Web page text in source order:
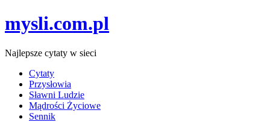
mysli.com.pl
Najlepsze cytaty w sieci
Cytaty
Przysłowia
Sławni Ludzie
Mądrości Życiowe
Sennik